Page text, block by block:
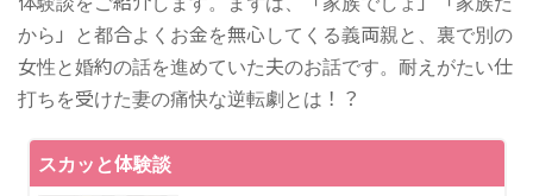
から」と都合よくお金を無心してくる義両親と、裏で別の
女性と婚約の話を進めていた夫のお話です。耐えがたい仕
打ちを受けた妻の痛快な逆転劇とは！？
スカッと体験談